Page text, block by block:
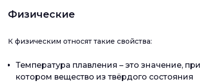
Физические
К физическим относят такие свойства:
Температура плавления – это значение, при
котором вещество из твёрдого состояния